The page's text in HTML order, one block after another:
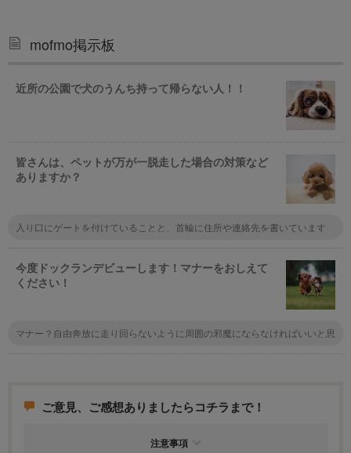
うに、翌日から一切、人間の食べものをねだらなくなりました。また、父親
が仕事に行くときに、高い声を出してぐずるので、父親が仕事してお金を稼
みを3分ほど時間をかけて説明したら、次の日から、「お仕事」と聞くと、
全くぐずらなくなりました(笑) 言葉を理解しているはずはないのですが、空
気を読む能力と、自分に何を求められているかを察知する犬の能力は凄いで
mofmo掲示板
近所の公園で犬のうんち持って帰らない人！！
皆さんは、ペットが万が一脱走した場合の対策など
ありますか？
入り口にゲートを付けていることと、首輪に住所や連絡先を書いています
なんでしょうけど。
今度ドックランデビューします！マナーをおしえて
ください！
マナー？自由奔放に走り回らないように周囲の邪魔にならなければいいと思
よね
ご意見、ご感想ありましたらコチラまで！
注意事項